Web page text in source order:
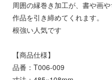
周囲の縁巻き加工が、書や画
作品を引き締めてくれます。
根強い人気です
【商品仕様】
品番：T006-009